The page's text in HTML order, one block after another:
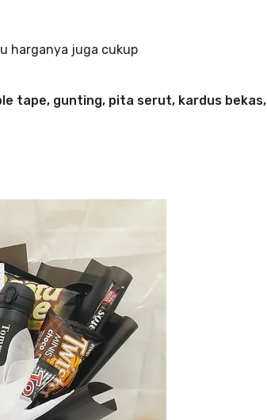
harganya juga cukup
tape, gunting, pita serut, kardus bekas,